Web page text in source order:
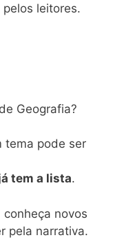
leitores.
Geografia?
tema pode ser
tem a lista.
conheça novos
pela narrativa.